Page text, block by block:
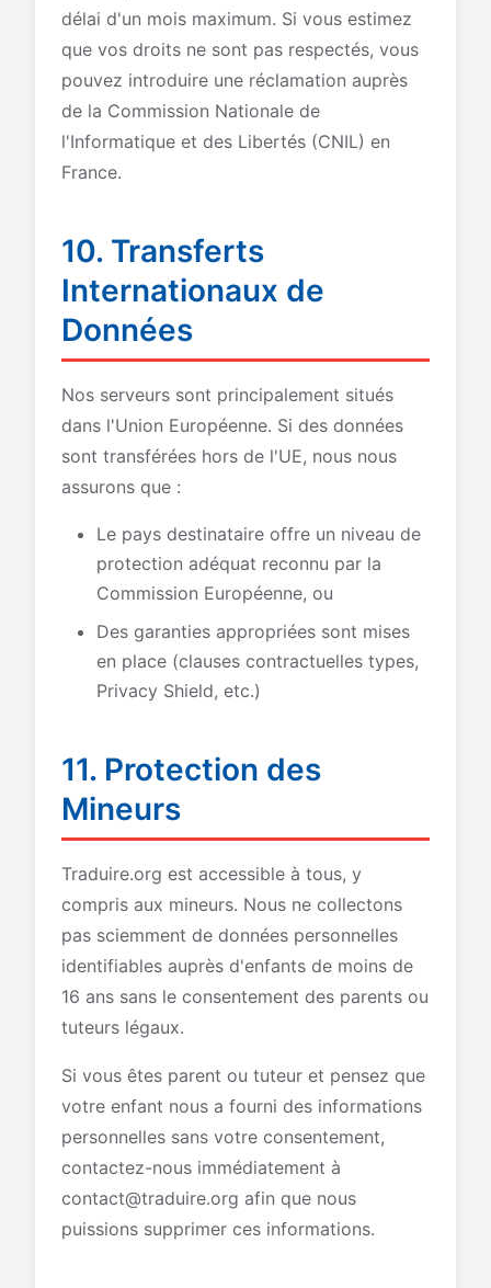
délai d'un mois maximum. Si vous estimez
que vos droits ne sont pas respectés, vous
pouvez introduire une réclamation auprès
de la Commission Nationale de
l'Informatique et des Libertés (CNIL) en
France.
10. Transferts
Internationaux de
Données
Nos serveurs sont principalement situés
dans l'Union Européenne. Si des données
sont transférées hors de l'UE, nous nous
assurons que :
Le pays destinataire offre un niveau de
protection adéquat reconnu par la
Commission Européenne, ou
Des garanties appropriées sont mises
en place (clauses contractuelles types,
Privacy Shield, etc.)
11. Protection des
Mineurs
Traduire.org est accessible à tous, y
compris aux mineurs. Nous ne collectons
pas sciemment de données personnelles
identifiables auprès d'enfants de moins de
16 ans sans le consentement des parents ou
tuteurs légaux.
Si vous êtes parent ou tuteur et pensez que
votre enfant nous a fourni des informations
personnelles sans votre consentement,
contactez-nous immédiatement à
contact@traduire.org afin que nous
puissions supprimer ces informations.